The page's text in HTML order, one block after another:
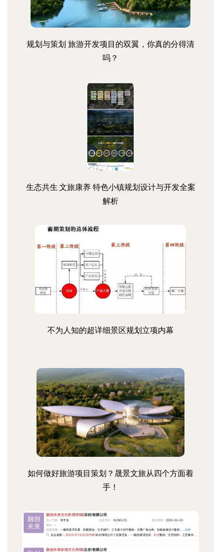
规划与策划 旅游开发项目的双翼，你真的分得清
吗？
生态共生·文旅康养 特色小镇规划设计与开发全案
解析
不为人知的超详细景区规划立项内幕
如何做好旅游项目策划？晟景文旅从四个方面着
手！